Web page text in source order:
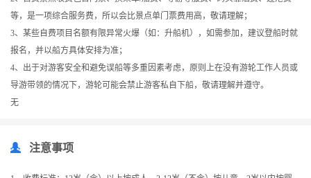
等，是一项综合服务费，所以会比景点单门票费用高，敬请理解；
3、某些自费项目名额有限异常火爆（如：升船机），如需参加，建议登船时就
报名，并以船方具体安排为准；
4、出于对游客安全和避免误船等多重因素考虑，原则上在没有游轮工作人员或
导游带领的情况下，游轮可能会禁止游客私自下船，敬请理解并遵守。
无
注意事项